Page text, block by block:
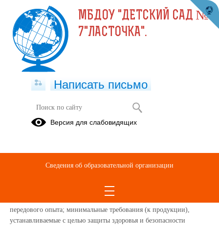
системы дошкольного образования РФ
«Стандарт – комплекс норм, правил, требований, которые
передового опыта; минимальные требования (к продукции),
устанавливаемые с целью защиты здоровья и безопасности
МБДОУ "ДЕТСКИЙ САД №
7"ЛАСТОЧКА".
Написать письмо
Версия для слабовидящих
Сведения об образовательной организации